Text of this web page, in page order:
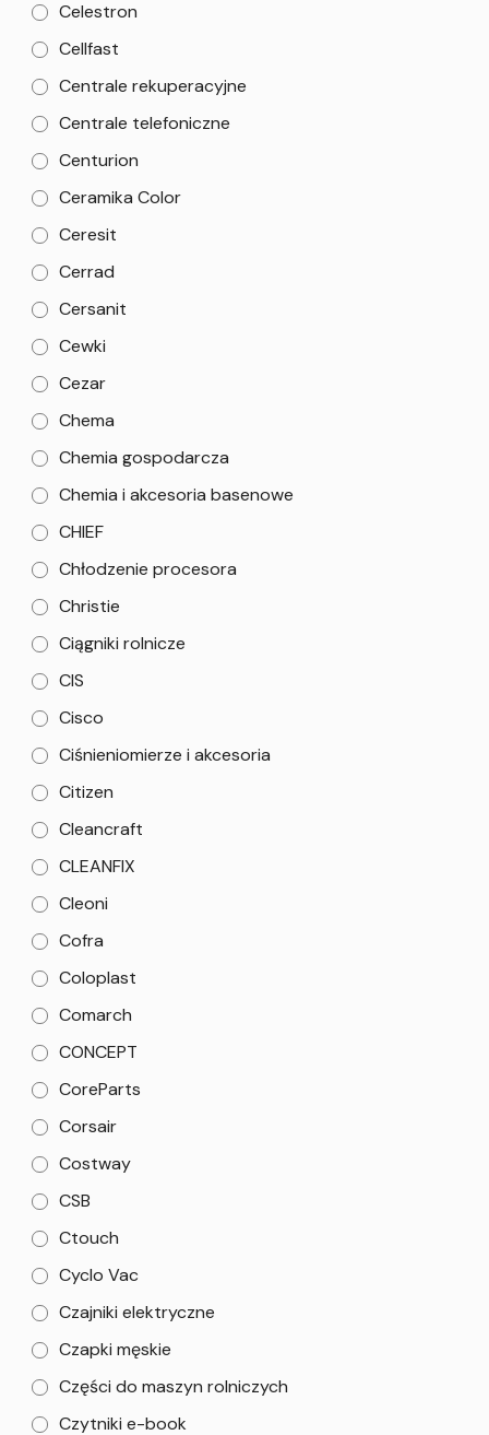
Celestron
Cellfast
Centrale rekuperacyjne
Centrale telefoniczne
Centurion
Ceramika Color
Ceresit
Cerrad
Cersanit
Cewki
Cezar
Chema
Chemia gospodarcza
Chemia i akcesoria basenowe
CHIEF
Chłodzenie procesora
Christie
Ciągniki rolnicze
CIS
Cisco
Ciśnieniomierze i akcesoria
Citizen
Cleancraft
CLEANFIX
Cleoni
Cofra
Coloplast
Comarch
CONCEPT
CoreParts
Corsair
Costway
CSB
Ctouch
Cyclo Vac
Czajniki elektryczne
Czapki męskie
Części do maszyn rolniczych
Czytniki e-book